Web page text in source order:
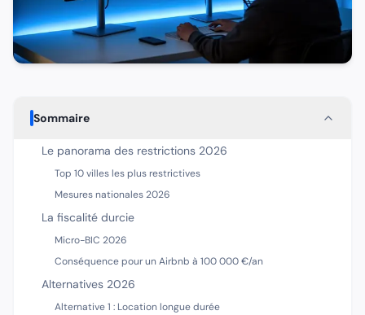
Sommaire
Le panorama des restrictions 2026
Top 10 villes les plus restrictives
Mesures nationales 2026
La fiscalité durcie
Micro-BIC 2026
Conséquence pour un Airbnb à 100 000 €/an
Alternatives 2026
Alternative 1 : Location longue durée